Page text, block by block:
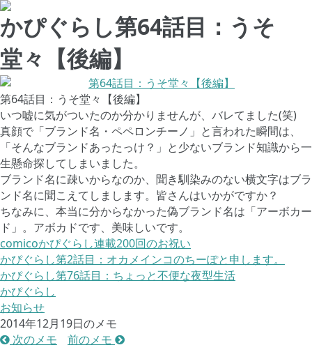
かぴぐらし第64話目：うそ
堂々【後編】
第64話目：うそ堂々【後編】
いつ嘘に気がついたのか分かりませんが、バレてました(笑)
真顔で「ブランド名・ペペロンチーノ」と言われた瞬間は、
「そんなブランドあったっけ？」と少ないブランド知識から一
生懸命探してしまいました。
ブランド名に疎いからなのか、聞き馴染みのない横文字はブラ
ンド名に聞こえてしまします。皆さんはいかがですか？
ちなみに、本当に分からなかった偽ブランド名は「アーボカー
ド」。アボカドです、美味しいです。
comicoかぴぐらし連載200回のお祝い
かぴぐらし第2話目：オカメインコのちーぽと申します。
かぴぐらし第76話目：ちょっと不便な夜型生活
かぴぐらし
お知らせ
2014年12月19日のメモ
次のメモ
前のメモ